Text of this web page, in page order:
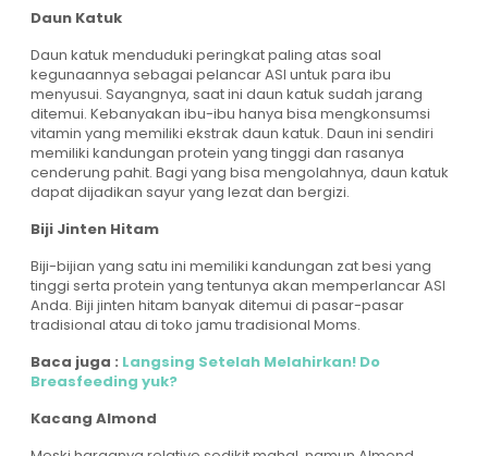
Daun Katuk
Daun katuk menduduki peringkat paling atas soal
kegunaannya sebagai pelancar ASI untuk para ibu
menyusui. Sayangnya, saat ini daun katuk sudah jarang
ditemui. Kebanyakan ibu-ibu hanya bisa mengkonsumsi
vitamin yang memiliki ekstrak daun katuk. Daun ini sendiri
memiliki kandungan protein yang tinggi dan rasanya
cenderung pahit. Bagi yang bisa mengolahnya, daun katuk
dapat dijadikan sayur yang lezat dan bergizi.
Biji Jinten Hitam
Biji-bijian yang satu ini memiliki kandungan zat besi yang
tinggi serta protein yang tentunya akan memperlancar ASI
Anda. Biji jinten hitam banyak ditemui di pasar-pasar
tradisional atau di toko jamu tradisional Moms.
Baca juga : Langsing Setelah Melahirkan! Do
Breasfeeding yuk?
Kacang Almond